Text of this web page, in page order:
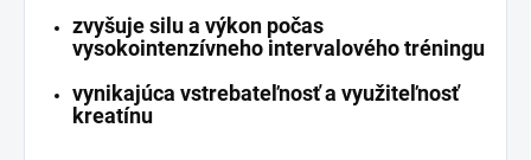
zvyšuje silu a výkon počas
vysokointenzívneho intervalového tréningu
vynikajúca vstrebateľnosť a využiteľnosť
kreatínu